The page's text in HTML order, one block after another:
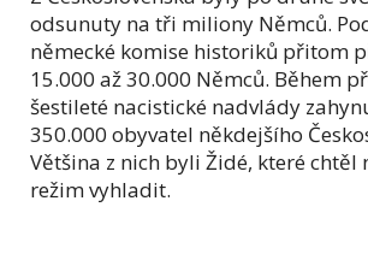
odsunuty na tři miliony Němců.
německé komise historiků přitom
15.000 až 30.000 Němců. Během
šestileté nacistické nadvlády
350.000 obyvatel někdejšího
Většina z nich byli Židé, které chtěl
režim vyhladit.